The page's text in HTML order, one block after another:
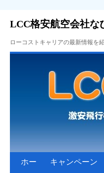
LCC格安航空会社な
ローコストキャリアの最新情報を
ホー キャンペーン